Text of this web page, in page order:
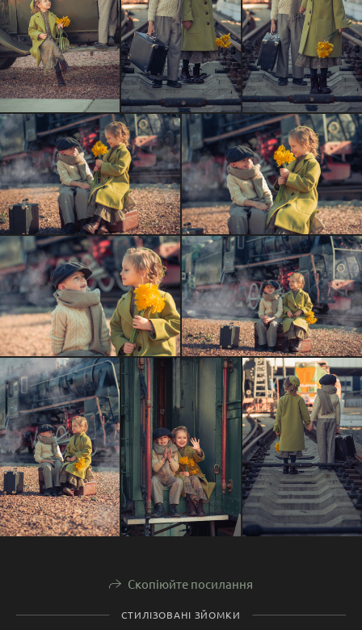
Скопіюйте посилання
СТИЛІЗОВАНІ ЗЙОМКИ